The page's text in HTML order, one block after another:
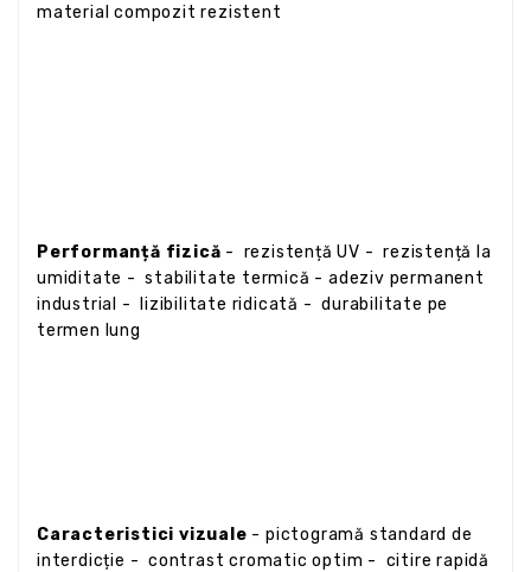
material compozit rezistent
Performanță fizică - rezistență UV - rezistență la
umiditate - stabilitate termică - adeziv permanent
industrial - lizibilitate ridicată - durabilitate pe
termen lung
Caracteristici vizuale - pictogramă standard de
interdicție - contrast cromatic optim - citire rapidă